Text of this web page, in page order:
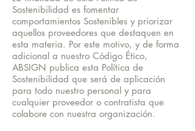
Sostenibilidad es fomentar
comportamientos Sostenibles y priorizar
aquellos proveedores que destaquen en
esta materia. Por este motivo, y de forma
adicional a nuestro Código Ético,
ABSIGN publica esta Política de
Sostenibilidad que será de aplicación
para todo nuestro personal y para
cualquier proveedor o contratista que
colabore con nuestra organización.